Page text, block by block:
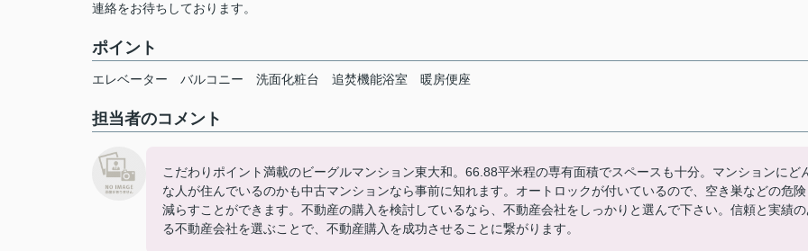
連絡をお待ちしております。
ポイント
エレベーター バルコニー 洗面化粧台 追焚機能浴室 暖房便座
担当者のコメント
こだわりポイント満載のビーグルマンション東大和。66.88平米程の専有面積でスペースも十分。マンションにど
な人が住んでいるのかも中古マンションなら事前に知れます。オートロックが付いているので、空き巣などの危険
減らすことができます。不動産の購入を検討しているなら、不動産会社をしっかりと選んで下さい。信頼と実績の
る不動産会社を選ぶことで、不動産購入を成功させることに繋がります。